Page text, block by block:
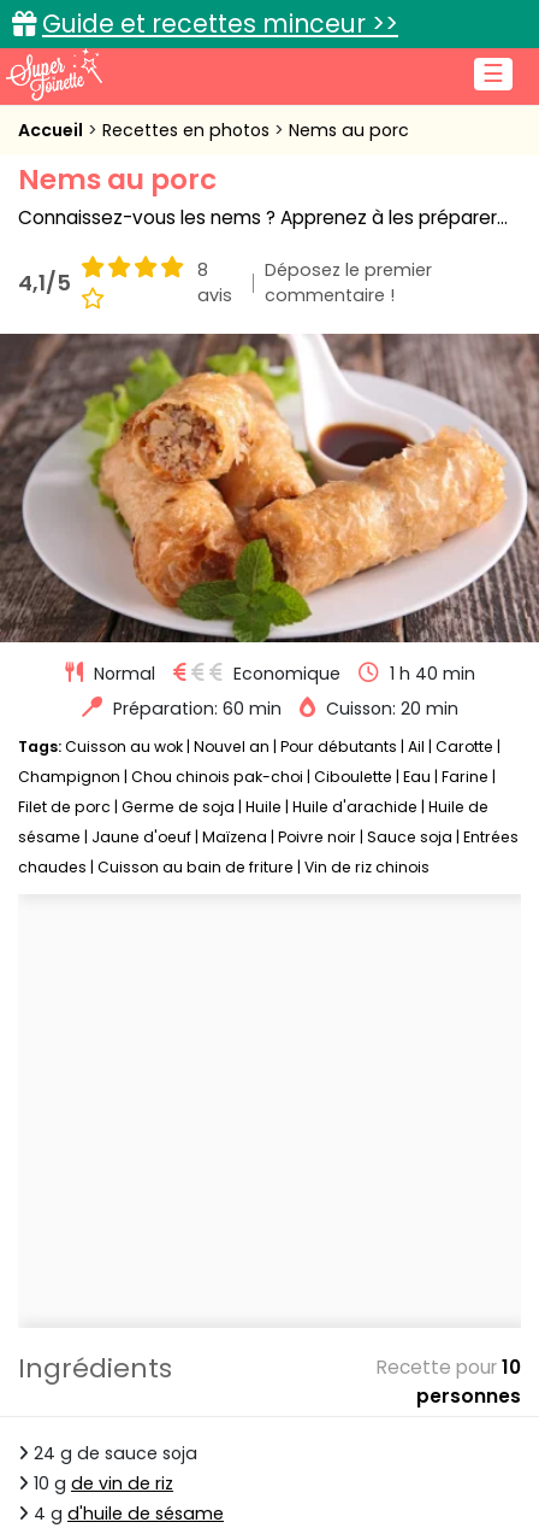
☰
Guide et recettes minceur >>
Accueil
Recettes de cuisine
L'actu cuisine
Connexion
Accueil Recettes en photos Nems au porc
Nems au porc
Connaissez-vous les nems ? Apprenez à les préparer...
4,1/5
8
avis
Déposez le premier
commentaire !
Normal Economique
1 h 40 min
Préparation: 60 min
Cuisson: 20 min
Tags:Cuisson au wok Nouvel an Pour débutants Ail Carotte
Champignon Chou chinois pak-choi Ciboulette Eau Farine
Filet de porc Germe de soja Huile Huile d'arachide Huile de
sésame
Jaune d'oeuf Maïzena Poivre noir Sauce soja Entrées
chaudes Cuisson au bain de friture Vin de riz chinois
Ingrédients Recette pour10
personnes
24 g de sauce soja
10 g de vin de riz
4 g d'huile de sésame